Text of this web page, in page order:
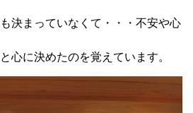
決まっていなくて・・・不安や心
心に決めたのを覚えています。